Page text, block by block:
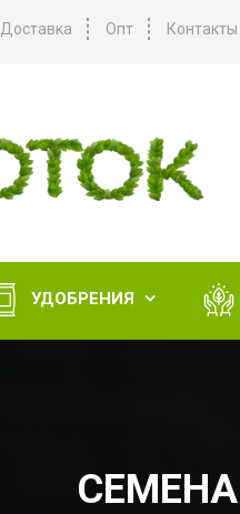
Доставка Опт Контакты
УДОБРЕНИЯ 